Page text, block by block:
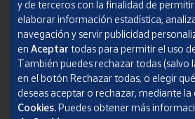
Aviso legal
Condiciones del servicio
Política de Privacidad Web
Informe de transparencia
y de terceros con la finalidad de
elaborar información estadística,
navegación y servir publicidad
en Aceptar todas para permitir el uso
También puedes rechazar todas (salvo
en el botón Rechazar todas, o elegir
deseas aceptar o rechazar, mediante la
Cookies.Puedes obtener más